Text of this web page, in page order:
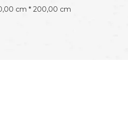
cm * 200,00 cm